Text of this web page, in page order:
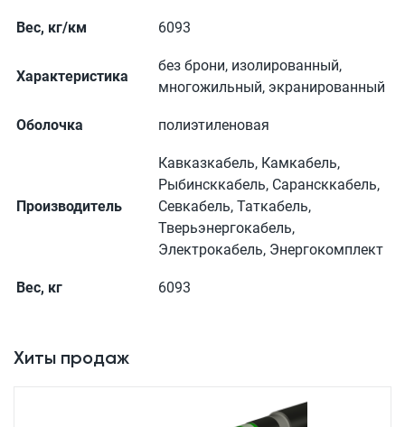
Вес, кг/км 6093
Характеристика
без брони, изолированный,
многожильный, экранированный
Оболочка полиэтиленовая
Производитель
Кавказкабель, Камкабель,
Рыбинсккабель, Сарансккабель,
Севкабель, Таткабель,
Тверьэнергокабель,
Электрокабель, Энергокомплект
Вес, кг 6093
Хиты продаж